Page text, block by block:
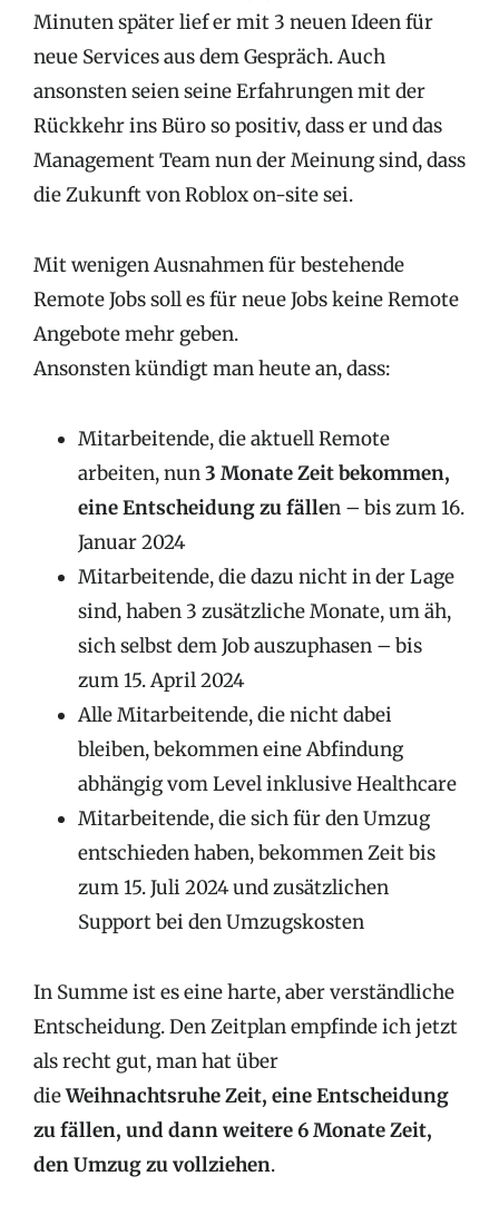
Minuten später lief er mit 3 neuen Ideen für
neue Services aus dem Gespräch. Auch
ansonsten seien seine Erfahrungen mit der
Rückkehr ins Büro so positiv, dass er und das
Management Team nun der Meinung sind, dass
die Zukunft von Roblox on-site sei.
Mit wenigen Ausnahmen für bestehende
Remote Jobs soll es für neue Jobs keine Remote
Angebote mehr geben.
Ansonsten kündigt man heute an, dass:
Mitarbeitende, die aktuell Remote
arbeiten, nun3 Monate Zeit bekommen,
eine Entscheidung zu fällen – bis zum 16.
Januar 2024
Mitarbeitende, die dazu nicht in der Lage
sind, haben 3 zusätzliche Monate, um äh,
sich selbst dem Job auszuphasen – bis
zum 15. April 2024
Alle Mitarbeitende, die nicht dabei
bleiben, bekommen eine Abfindung
abhängig vom Level inklusive Healthcare
Mitarbeitende, die sich für den Umzug
entschieden haben, bekommen Zeit bis
zum 15. Juli 2024 und zusätzlichen
Support bei den Umzugskosten
In Summe ist es eine harte, aber verständliche
Entscheidung. Den Zeitplan empfinde ich jetzt
als recht gut, man hat über
dieWeihnachtsruhe Zeit, eine Entscheidung
zu fällen, und dann weitere 6 Monate Zeit,
den Umzug zu vollziehen.